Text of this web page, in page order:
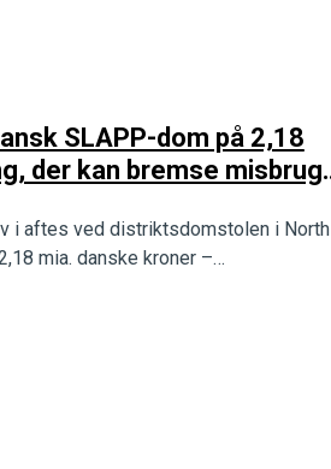
SLAPP-dom på 2,18
der kan bremse misbrug
i aftes ved distriktsdomstolen i North
mia. danske kroner –…